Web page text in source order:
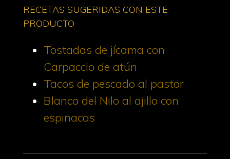
RECETAS SUGERIDAS CON ESTE
PRODUCTO
Tostadas de jícama con
Carpaccio de atún
Tacos de pescado al pastor
Blanco del Nilo al ajillo con
espinacas